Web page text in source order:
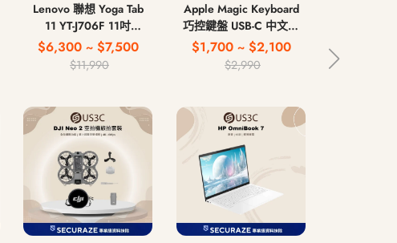
Lenovo 聯想 Yoga Tab
11 YT-J706F 11吋
4G/128G WiFi版
$6,300 ~ $7,500
$11,990
Apple Magic Keyboard
巧控鍵盤 USB-C 中文注
音鍵盤 無線藍牙鍵盤
$1,700 ~ $2,100
$2,990